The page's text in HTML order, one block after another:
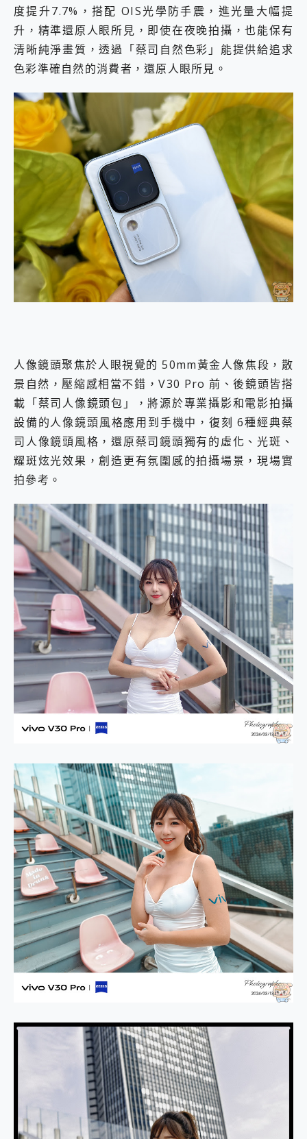
度提升7.7%，搭配 OIS光學防手震，進光量大幅提
升，精準還原人眼所見，即使在夜晚拍攝，也能保有
清晰純淨畫質，透過「蔡司自然色彩」能提供給追求
色彩準確自然的消費者，還原人眼所見。
人像鏡頭聚焦於人眼視覺的 50mm黃金人像焦段，散
景自然，壓縮感相當不錯，V30 Pro 前、後鏡頭皆搭
載「蔡司人像鏡頭包」，將源於專業攝影和電影拍攝
設備的人像鏡頭風格應用到手機中，復刻 6種經典蔡
司人像鏡頭風格，還原蔡司鏡頭獨有的虛化、光斑、
耀斑炫光效果，創造更有氛圍感的拍攝場景，現場實
拍參考。